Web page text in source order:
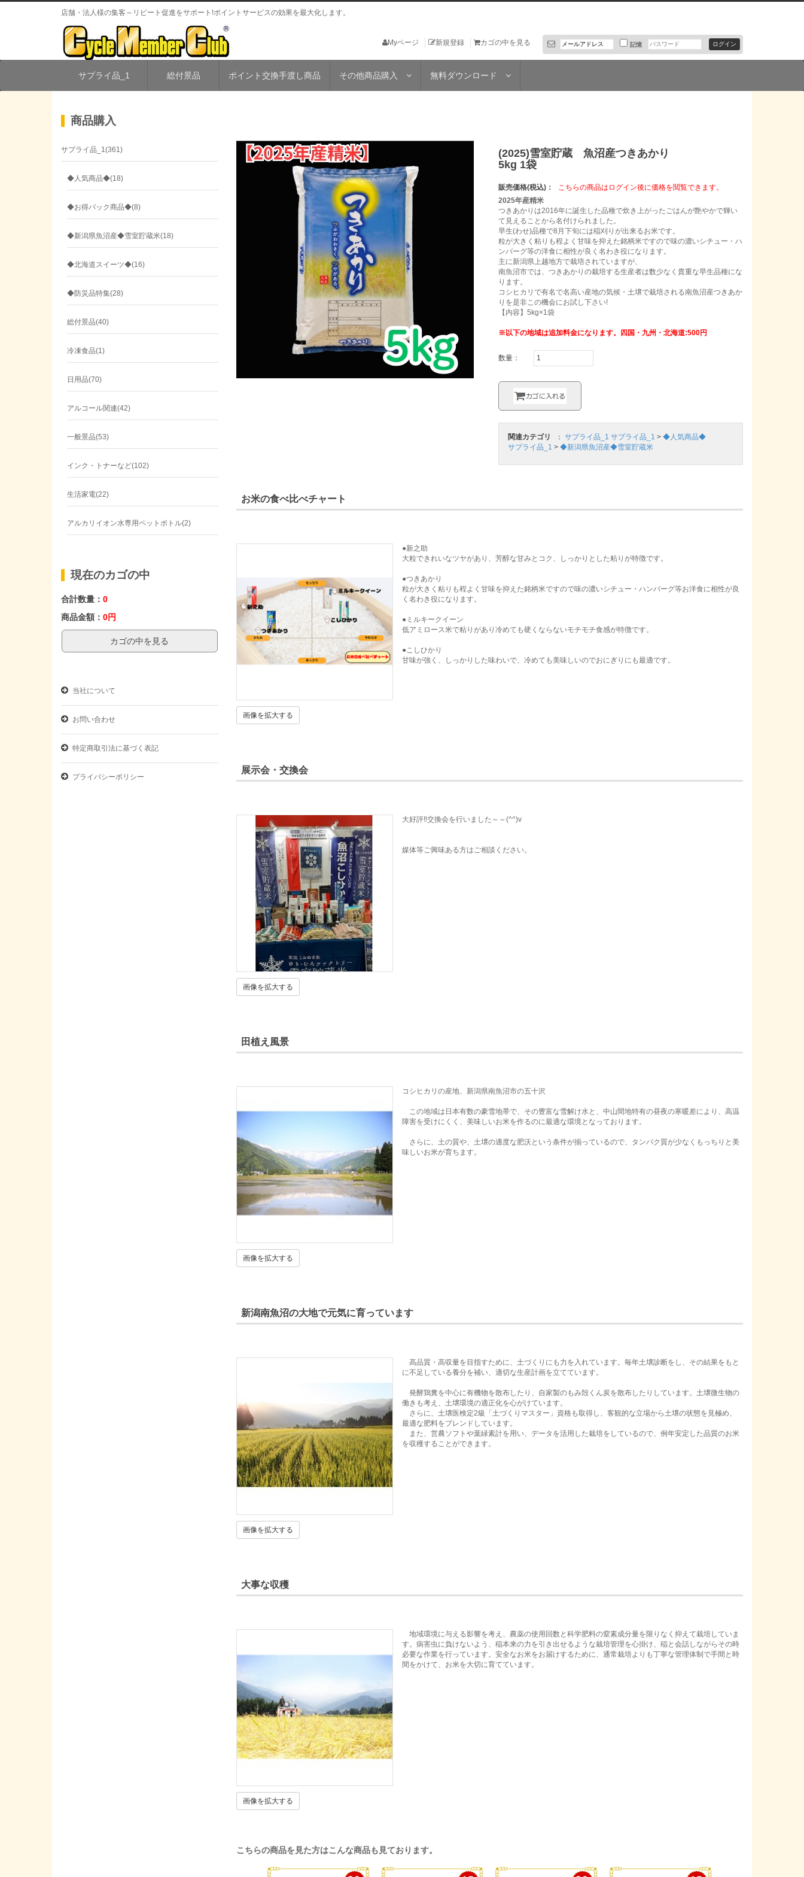
店舗・法人様の集客～リピート促進をサポート!ポイントサービスの効果を最大化します。
Myページ 新規登録 カゴの中を見る 記憶
サプライ品_1 総付景品 ポイント交換手渡し商品 その他商品購入 無料ダウンロード
(2025)雪室貯蔵 魚沼産つきあかり
5kg 1袋
販売価格(税込)：
こちらの商品はログイン後に価格を閲覧できます。
2025年産精米
つきあかりは2016年に誕生した品種で炊き上がったごはんが艶やかで輝い
て見えることから名付けられました。
早生(わせ)品種で8月下旬には稲刈りが出来るお米です。
粒が大きく粘りも程よく甘味を抑えた銘柄米ですので味の濃いシチュー・ハ
ンバーグ等の洋食に相性が良く名わき役になります。
主に新潟県上越地方で栽培されていますが、
南魚沼市では、つきあかりの栽培する生産者は数少なく貴重な早生品種にな
ります。
コシヒカリで有名で名高い産地の気候・土壌で栽培される南魚沼産つきあか
りを是非この機会にお試し下さい!
【内容】5kg×1袋
※以下の地域は追加料金になります。四国・九州・北海道:500円
数量：
関連カテゴリ ：サプライ品_1 サプライ品_1>◆人気商品◆
サプライ品_1>◆新潟県魚沼産◆雪室貯蔵米
お米の食べ比べチャート
画像を拡大する
●新之助
大粒できれいなツヤがあり、芳醇な甘みとコク、しっかりとした粘りが特徴です。
●つきあかり
粒が大きく粘りも程よく甘味を抑えた銘柄米ですので味の濃いシチュー・ハンバーグ等お洋食に相性が良
く名わき役になります。
●ミルキークイーン
低アミロース米で粘りがあり冷めても硬くならないモチモチ食感が特徴です。
●こしひかり
甘味が強く、しっかりした味わいで、冷めても美味しいのでおにぎりにも最適です。
展示会・交換会
画像を拡大する
大好評‼交換会を行いました～～(^^)v
媒体等ご興味ある方はご相談ください。
田植え風景
画像を拡大する
コシヒカリの産地、新潟県南魚沼市の五十沢
この地域は日本有数の豪雪地帯で、その豊富な雪解け水と、中山間地特有の昼夜の寒暖差により、高温
障害を受けにくく、美味しいお米を作るのに最適な環境となっております。
さらに、土の質や、土壌の適度な肥沃という条件が揃っているので、タンパク質が少なくもっちりと美
味しいお米が育ちます。
新潟南魚沼の大地で元気に育っています
画像を拡大する
高品質・高収量を目指すために、土づくりにも力を入れています。毎年土壌診断をし、その結果をもと
に不足している養分を補い、適切な生産計画を立てています。
発酵鶏糞を中心に有機物を散布したり、自家製のもみ殻くん炭を散布したりしています。土壌微生物の
働きも考え、土壌環境の適正化を心がけています。
さらに、土壌医検定2級「土づくりマスター」資格も取得し、客観的な立場から土壌の状態を見極め、
最適な肥料をブレンドしています。
また、営農ソフトや葉緑素計を用い、データを活用した栽培をしているので、例年安定した品質のお米
を収穫することができます。
大事な収穫
画像を拡大する
地域環境に与える影響を考え、農薬の使用回数と科学肥料の窒素成分量を限りなく抑えて栽培していま
す。病害虫に負けないよう、稲本来の力を引き出せるような栽培管理を心掛け、稲と会話しながらその時
必要な作業を行っています。安全なお米をお届けするために、通常栽培よりも丁寧な管理体制で手間と時
間をかけて、お米を大切に育てています。
こちらの商品を見た方はこんな商品も見ております。
商品購入
サプライ品_1(361)
◆人気商品◆(18)
◆お得パック商品◆(8)
◆新潟県魚沼産◆雪室貯蔵米(18)
◆北海道スイーツ◆(16)
◆防災品特集(28)
総付景品(40)
冷凍食品(1)
日用品(70)
アルコール関連(42)
一般景品(53)
インク・トナーなど(102)
生活家電(22)
アルカリイオン水専用ペットボトル(2)
現在のカゴの中
合計数量： 0
商品金額： 0円
カゴの中を見る
当社について
お問い合わせ
特定商取引法に基づく表記
プライバシーポリシー